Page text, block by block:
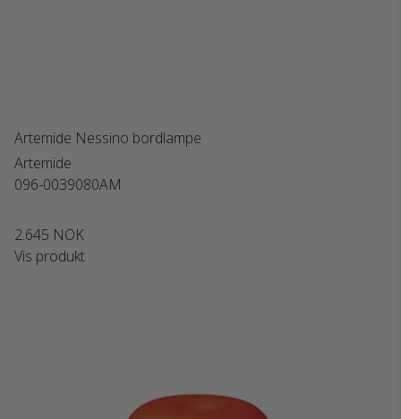
Artemide Nessino bordlampe
Artemide
096-0039080AM
2.645 NOK
Vis produkt